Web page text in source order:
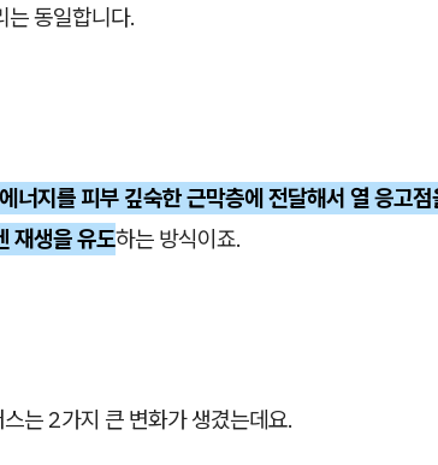
는 동일합니다.
지를 피부 깊숙한 근막층에 전달해서 열 응고
재생을 유도하는 방식이죠.
는 2가지 큰 변화가 생겼는데요.